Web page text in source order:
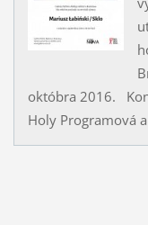
októbra 2016.
Holy Programová